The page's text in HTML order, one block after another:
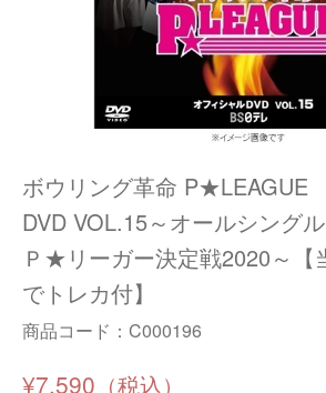
ボウリング革命 P★LEAGUE
DVD VOL.15～オールシング
Ｐ★リーガー決定戦2020～【
でトレカ付】
商品コード： C000196
¥7,590